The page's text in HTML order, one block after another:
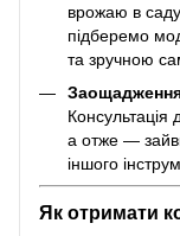
врожаю в
підберемо
та зручною
а отже —
іншого
Як отримати